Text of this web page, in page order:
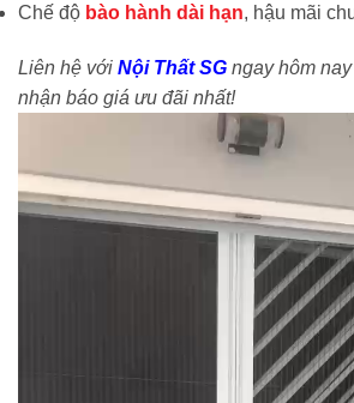
Chế độ bào hành dài hạn, hậu mãi
Liên hệ với Nội Thất SG ngay hôm
nhận báo giá ưu đãi nhất!
Video